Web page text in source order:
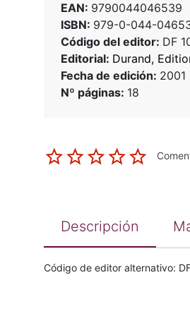
EAN: 9790044046539
ISBN: 979-0-044-
Código del editor: DF
Editorial: Durand,
Fecha de edición: 2001
Nº páginas: 18
Descripción
Código de editor alternativo: